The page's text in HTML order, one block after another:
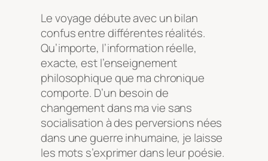
Le voyage débute avec un bilan
confus entre différentes réalités.
Qu’importe, l’information réelle,
exacte, est l’enseignement
philosophique que ma chronique
comporte. D’un besoin de
changement dans ma vie sans
socialisation à des perversions nées
dans une guerre inhumaine, je laisse
les mots s’exprimer dans leur poésie.